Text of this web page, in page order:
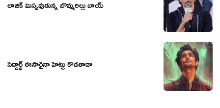
లాజిక్ మిస్సవుతున్న బొమ్మరిల్లు బాయ్
సిద్దార్థ్ ఈసారైనా హిట్టు కొడతాడా